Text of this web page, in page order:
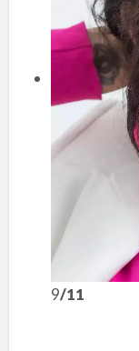
9/11